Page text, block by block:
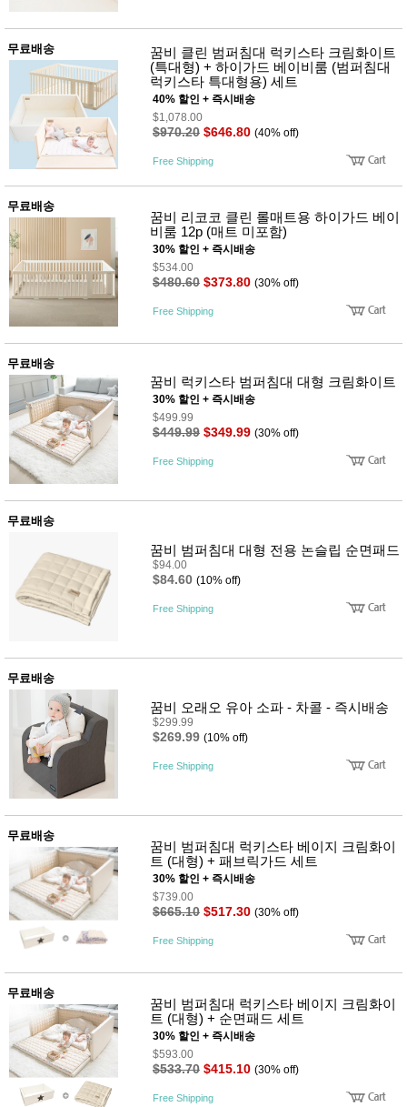
면류
양념/소
스/가루
건조식
품
농산품
아
놀이방
매트
드(칠
조형물
유아 이
유식
아기띠/
외출용
건강/미
용/식기
용품
성장발
달교육
용품
션
어른내
의
유/아동
가방/지
갑/케이
패션/잡
화
세탁세
제
일상 돋
품
생활/욕
실/청소
WALL
DECO
Pet
Supplies
공연/행
무료배송
꿈비 클린 범퍼침대 럭키스타 크림화이트
(특대형) + 하이가드 베이비룸 (범퍼침대
럭키스타 특대형용) 세트
40% 할인 + 즉시배송
$1,078.00
$970.20 $646.80 (40% off)
Free Shipping
무료배송
꿈비 리코코 클린 롤매트용 하이가드 베이
비룸 12p (매트 미포함)
30% 할인 + 즉시배송
$534.00
$480.60 $373.80 (30% off)
Free Shipping
무료배송
꿈비 럭키스타 범퍼침대 대형 크림화이트
30% 할인 + 즉시배송
$499.99
$449.99 $349.99 (30% off)
Free Shipping
무료배송
꿈비 범퍼침대 대형 전용 논슬립 순면패드
$94.00
$84.60 (10% off)
Free Shipping
무료배송
꿈비 오래오 유아 소파 - 차콜 - 즉시배송
$299.99
$269.99 (10% off)
Free Shipping
무료배송
꿈비 범퍼침대 럭키스타 베이지 크림화이
트 (대형) + 패브릭가드 세트
30% 할인 + 즉시배송
$739.00
$665.10 $517.30 (30% off)
Free Shipping
무료배송
꿈비 범퍼침대 럭키스타 베이지 크림화이
트 (대형) + 순면패드 세트
30% 할인 + 즉시배송
$593.00
$533.70 $415.10 (30% off)
Free Shipping